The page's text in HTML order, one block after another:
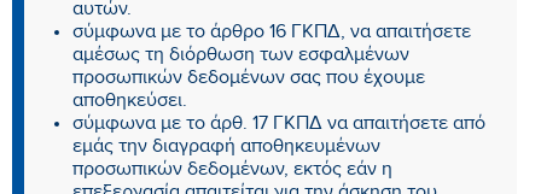
αυτών.
σύμφωνα με το άρθρο 16 ΓΚΠΔ, να απαιτήσετε
αμέσως τη διόρθωση των εσφαλμένων
προσωπικών δεδομένων σας που έχουμε
αποθηκεύσει.
σύμφωνα με το άρθ. 17 ΓΚΠΔ να απαιτήσετε από
εμάς την διαγραφή αποθηκευμένων
προσωπικών δεδομένων, εκτός εάν η